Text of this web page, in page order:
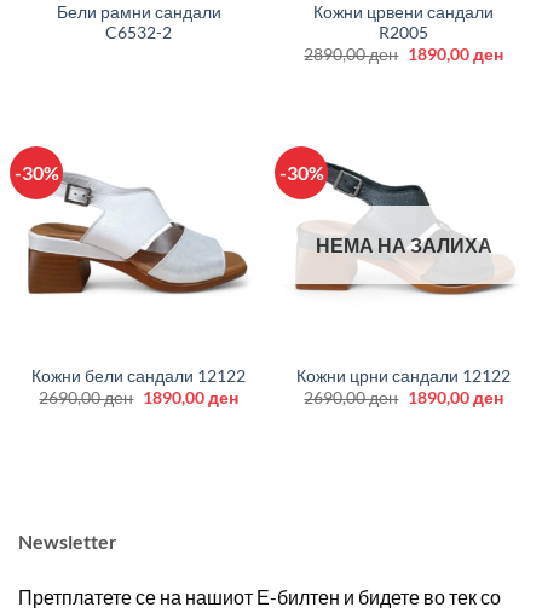
Бели рамни сандали
C6532-2
Кожни црвени сандали
R2005
2890,00ден Original
1890,00ден
-30%
Кожни бели сандали 12122
2690,00ден Original
1890,00денCurrent
-30%
НЕМА НА ЗАЛИХА
Кожни црни сандали 12122
2690,00ден Original
1890,00ден
Newsletter
Претплатете се на нашиот Е-билтен и бидете во тек со